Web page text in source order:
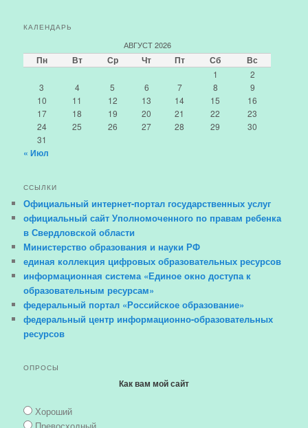
КАЛЕНДАРЬ
АВГУСТ 2026
Пн Вт Ср Чт Пт Сб Вс
1
2
3
4 5 6 7 8
9
10
11 12 13 14 15
16
17
18 19 20 21 22
23
24
25 26 27 28 29
30
31
« Июл
ССЫЛКИ
Официальный интернет-портал государственных услуг
официальный сайт Уполномоченного по правам ребенка
в Свердловской области
Министерство образования и науки РФ
единая коллекция цифровых образовательных ресурсов
информационная система «Единое окно доступа к
образовательным ресурсам»
федеральный портал «Российское образование»
федеральный центр информационно-образовательных
ресурсов
ОПРОСЫ
Как вам мой сайт
Хороший
Превосходный